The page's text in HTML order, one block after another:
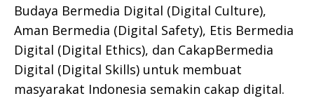
Budaya Bermedia Digital (Digital Culture),
Aman Bermedia (Digital Safety), Etis Bermedia
Digital (Digital Ethics), dan CakapBermedia
Digital (Digital Skills) untuk membuat
masyarakat Indonesia semakin cakap digital.